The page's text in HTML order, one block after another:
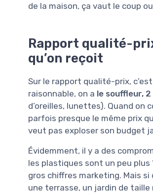
de la maison, ça vaut le coup
Rapport qualité-
qu’on reçoit
Sur le rapport qualité-prix,
raisonnable, on a le souffleur,
d’oreilles, lunettes). Quand on
parfois presque le même prix
veut pas exploser son budget
Évidemment, il y a des
les plastiques sont un peu plus
gros chiffres marketing. Mais
une terrasse, un jardin de